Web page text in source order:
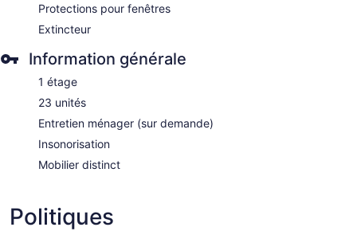
Protections pour fenêtres
Extincteur
Information générale
1 étage
23 unités
Entretien ménager (sur demande)
Insonorisation
Mobilier distinct
Politiques